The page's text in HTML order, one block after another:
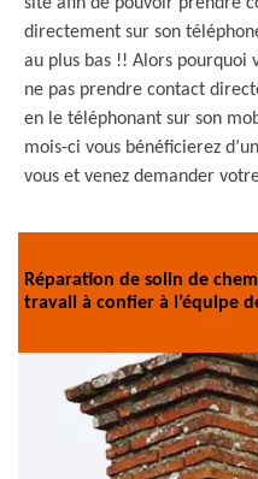
directement sur son
au plus bas !! Alors pourquoi
ne pas prendre contact
en le téléphonant sur son
mois-ci vous bénéficierez
vous et venez demander
Réparation de solin de
travail à confier à l’équipe